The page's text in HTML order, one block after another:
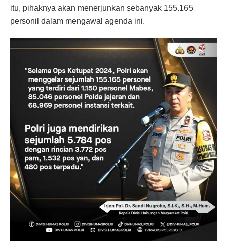
itu, pihaknya akan menerjunkan sebanyak 155.165
personil dalam mengawal agenda ini.